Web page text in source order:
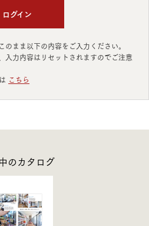
ログイン
まま以下の内容をご入力ください。
力内容はリセットされますのでご注意
こちら
のカタログ